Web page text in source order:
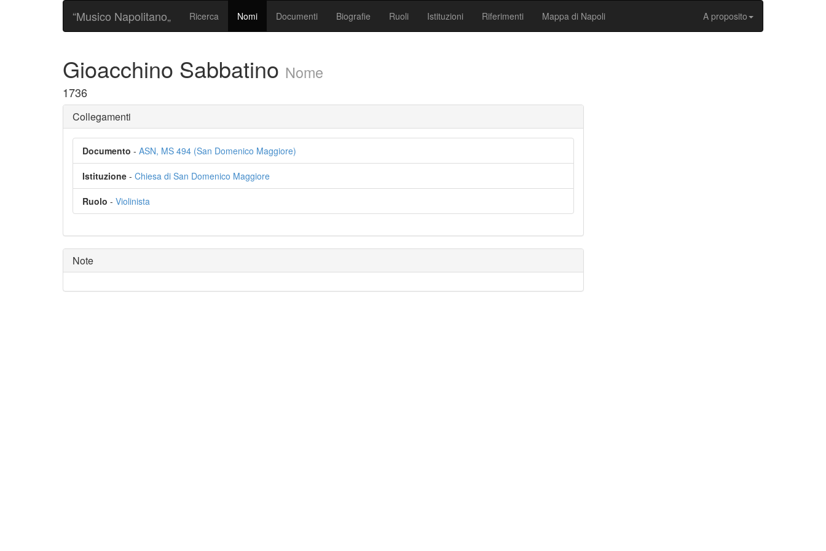
“Musico Napolitano„ Ricerca Nomi Documenti Biografie Ruoli Istituzioni Riferimenti Mappa di Napoli A proposito
Gioacchino Sabbatino Nome
1736
Collegamenti
Documento - ASN, MS 494 (San Domenico Maggiore)
Istituzione - Chiesa di San Domenico Maggiore
Ruolo - Violinista
Note